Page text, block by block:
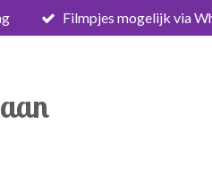
Filmpjes mogelijk via